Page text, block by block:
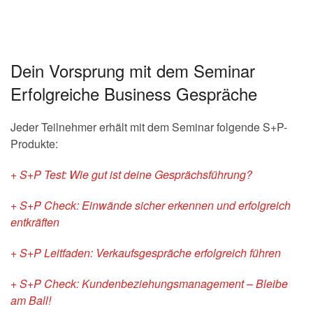
Dein Vorsprung mit dem Seminar
Erfolgreiche Business Gespräche
Jeder Teilnehmer erhält mit dem Seminar folgende S+P-
Produkte:
+ S+P Test: Wie gut ist deine Gesprächsführung?
+ S+P Check: Einwände sicher erkennen und erfolgreich
entkräften
+ S+P Leitfaden: Verkaufsgespräche erfolgreich führen
+ S+P Check: Kundenbeziehungsmanagement – Bleibe
am Ball!